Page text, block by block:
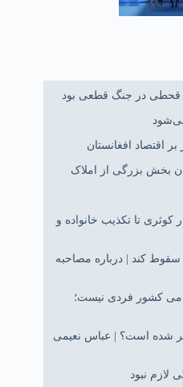
قحطی در جنگ قطعی بود
اقتصاد افغانستان
بخش بزرگی از املاک
کوثری تا تکذیب خانواده و
سقوط کند | درباره مصاحبه
کشور فردی نیست؛
شده است؟ | عباس نعیمی